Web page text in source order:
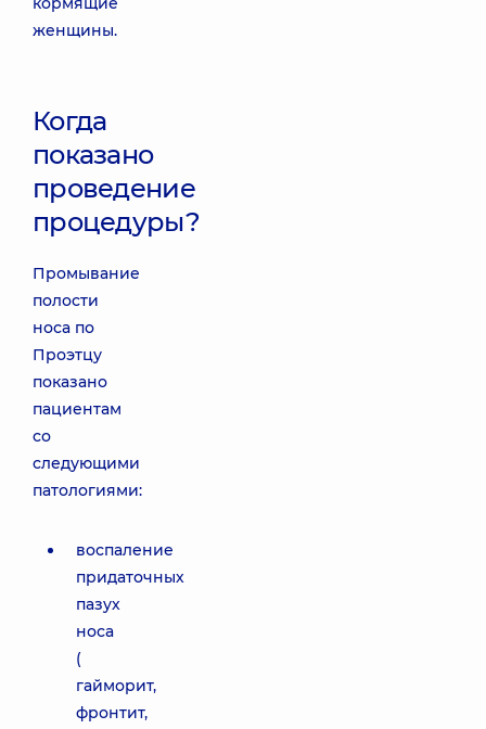
женщины.
Когда
показано
проведение
процедуры?
Промывание
полости
носа по
Проэтцу
показано
пациентам
со
следующими
патологиями:
воспаление
придаточных
пазух
носа
(
гайморит,
фронтит,